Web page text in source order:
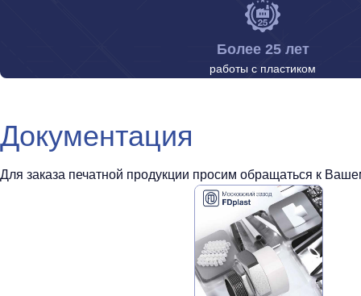
Более 25 лет
работы с пластиком
Документация
Для заказа печатной продукции просим обращаться к